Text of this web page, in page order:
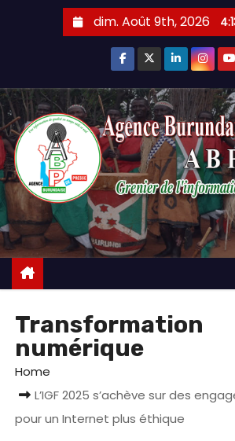
dim. Août 9th, 2026
Transformation
numérique
Home
L’IGF 2025 s’achève sur des
pour un Internet plus éthique